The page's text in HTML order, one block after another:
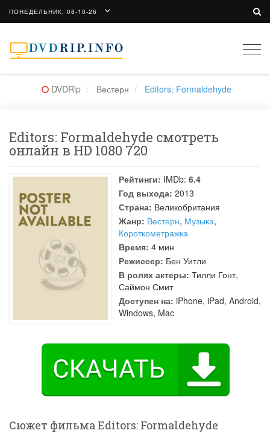
ПОНЕДЕЛЬНИК, 08-10-26
DVDRip Вестерн Editors: Formaldehyde
Editors: Formaldehyde смотреть
онлайн в HD 1080 720
Рейтинги: IMDb: 6.4
Год выхода: 2013
Страна: Великобритания
Жанр: Вестерн, Музыка,
Короткометражка
Время: 4 мин
Режиссер: Бен Уитли
В ролях актеры: Тилли Гонт,
Саймон Смит
Доступен на: iPhone, iPad, Android,
Windows, Mac
Сюжет фильма Editors: Formaldehyde